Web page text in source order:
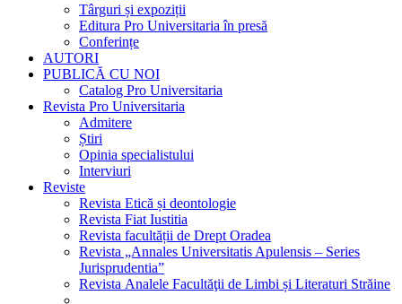
Târguri și expoziții
Editura Pro Universitaria în presă
Conferințe
AUTORI
PUBLICĂ CU NOI
Catalog Pro Universitaria
Revista Pro Universitaria
Admitere
Știri
Opinia specialistului
Interviuri
Reviste
Revista Etică și deontologie
Revista Fiat Iustitia
Revista facultății de Drept Oradea
Revista „Annales Universitatis Apulensis – Series
Jurisprudentia”
Revista Analele Facultăţii de Limbi și Literaturi Străine